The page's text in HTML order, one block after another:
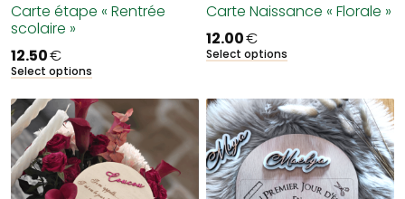
Carte étape « Rentrée
scolaire »
12.50€
Select options
Carte Naissance « Florale »
12.00€
Select options